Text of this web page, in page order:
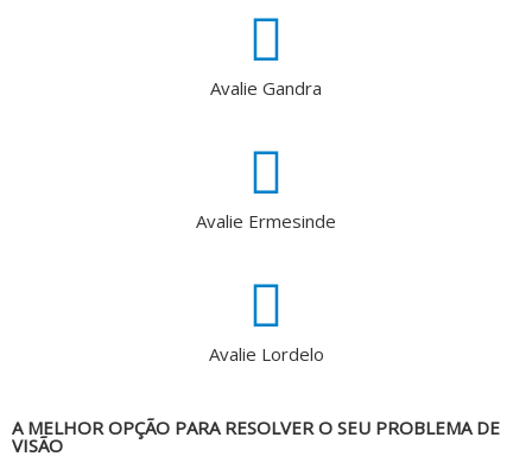
Avalie Gandra
Avalie Ermesinde
Avalie Lordelo
A MELHOR OPÇÃO PARA RESOLVER O SEU PROBLEMA DE
VISÃO